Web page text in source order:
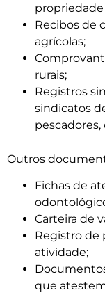
propriedade
Recibos de
agrícolas;
rurais;
Registros
sindicatos
pescadores,
Outros
Fichas de
Carteira de
Registro de
atividade;
que